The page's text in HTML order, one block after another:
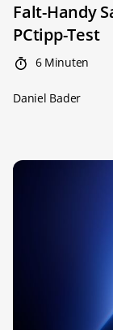
Falt-Handy
PCtipp-Test
6 Minuten
Daniel Bader